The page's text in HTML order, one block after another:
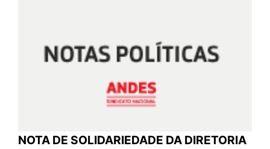
NOTA DE SOLIDARIEDADE DA DIRETORIA